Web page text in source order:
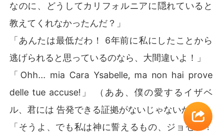
なのに、どうしてカリフォルニアに隠れていると
教えてくれなかったんだ？」
「あんたは最低だわ！ 6年前に私にしたことから
逃げられると思っているのなら、大間違いよ！」
「Ohh... mia Cara Ysabelle, ma non hai prove
delle tue accuse!」 （ああ、僕の愛するイザベ
ル、君には 告発できる証拠がないじゃないか）
「そうよ、でも私は神に誓えるもの、ジョセフ！